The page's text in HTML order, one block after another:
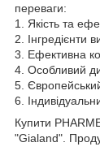
переваги:
1. Якість та
2. Інгредієнти
3. Ефективна
4. Особливий
5.
6.
Купити
"Gialand".